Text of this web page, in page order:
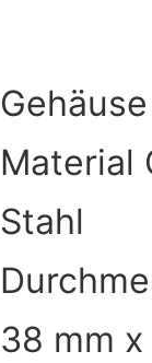
Gehäuse
Material
Stahl
38 mm